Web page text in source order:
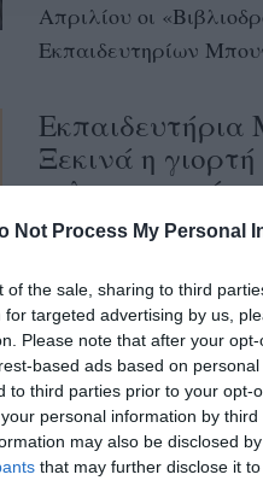
Not Process My Personal
of the sale, sharing to third
targeted advertising by us,
Please note that after your
based ads based on
to third parties prior to your opt-
personal information by third
may also be disclosed
that may further disclose it
Απριλίου οι
Εκπαιδευτηρίων
Ξεκινά η γιορτή
φιλαναγνωσίας
2024»
Η γιορτή
2024, με τίτλο «Μ’
βιβλίο», ξεκινά στα
Μπουγά, δίνοντας...